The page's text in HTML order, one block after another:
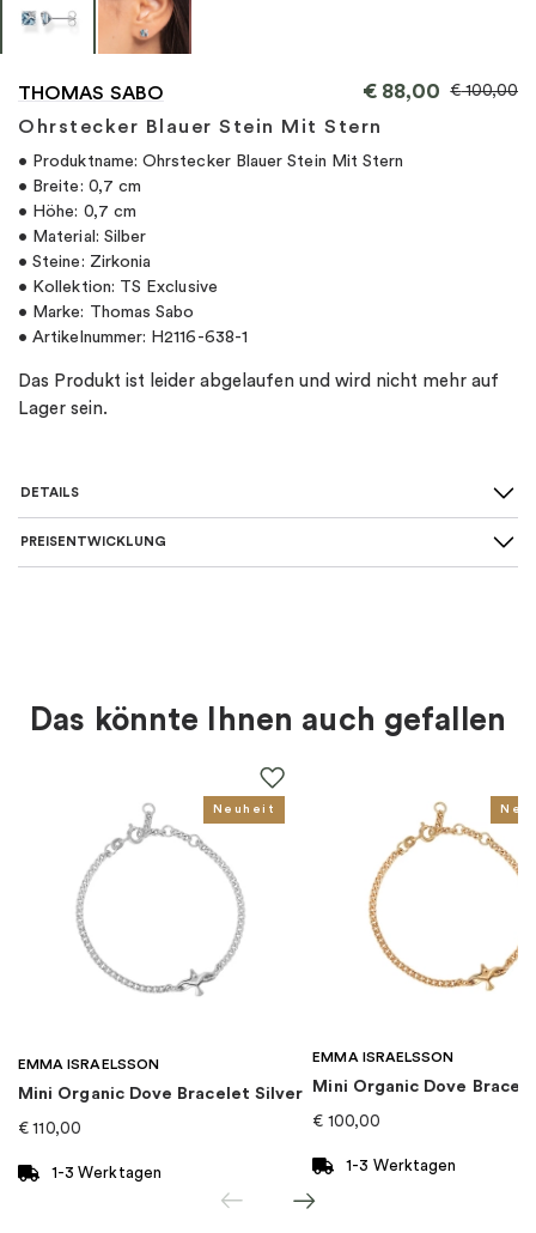
THOMAS SABO
Ohrstecker Blauer Stein Mit Stern
€88,00 €100,00
• Produktname: Ohrstecker Blauer Stein Mit Stern
• Breite: 0,7 cm
• Höhe: 0,7 cm
• Material: Silber
• Steine: Zirkonia
• Kollektion: TS Exclusive
• Marke: Thomas Sabo
• Artikelnummer: H2116-638-1
Das Produkt ist leider abgelaufen und wird nicht mehr auf
Lager sein.
DETAILS
SKU
Damen
: 4051245481679
Kollektion TS Exclusive
Ohrringe
Marke: Thomas Sabo
PREISENTWICKLUNG
Das könnte Ihnen auch gefallen
Neuheit
EMMA ISRAELSSON
Mini Organic Dove Bracelet Silver
€ 110,00
1-3 Werktagen
EMMA ISRAELSSON
Mini Organic Dove
€ 100,00
1-3 Werktagen